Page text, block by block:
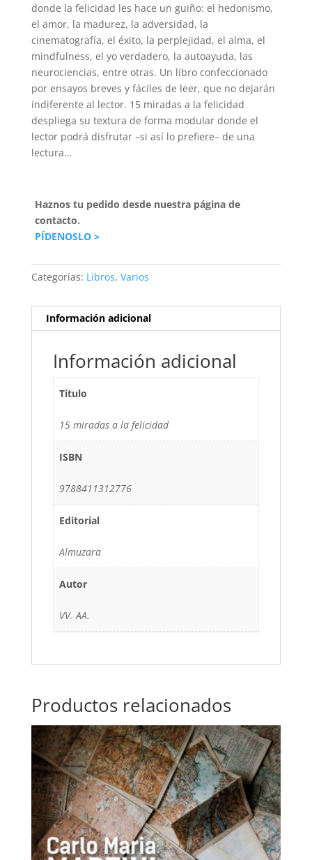
donde la felicidad les hace un guiño: el hedonismo,
el amor, la madurez, la adversidad, la
cinematografía, el éxito, la perplejidad, el alma, el
mindfulness, el yo verdadero, la autoayuda, las
neurociencias, entre otras. Un libro confeccionado
por ensayos breves y fáciles de leer, que no dejarán
indiferente al lector. 15 miradas a la felicidad
despliega su textura de forma modular donde el
lector podrá disfrutar –si así lo prefiere– de una
lectura…
Haznos tu pedido desde nuestra página de
contacto.
PÍDENOSLO >
Categorías: Libros, Varios
Información adicional
Información adicional
Título
15 miradas a la felicidad
ISBN
9788411312776
Editorial
Almuzara
Autor
VV. AA.
Productos relacionados